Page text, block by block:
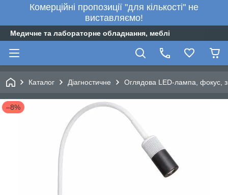
Комерційні пропозиції "для кількості" не
виставляємо!
Медичне та лабораторне обладнання, меблі
Каталог Діагностичне Оглядова LED-лампа, фокус, з
–8%